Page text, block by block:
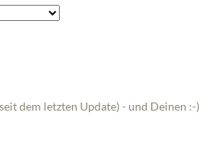
dem letzten Update) - und Deinen :-)